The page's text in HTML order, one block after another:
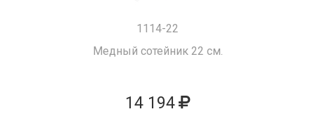
1114-22
Медный сотейник 22 см.
14 194